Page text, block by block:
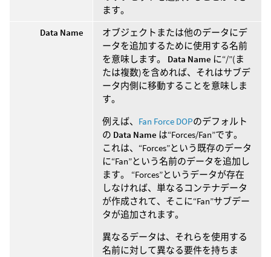
ます。
Data Name
オブジェクトまたは他のデータにデ
ータを追加するために使用する名前
を意味します。 Data Name に“/”(ま
たは複数)を含めれば、それはサブデ
ータ内側に移動することを意味しま
す。
例えば、 Fan Force DOPのデフォルト
の Data Name は“Forces/Fan”です。
これは、“Forces”という既存のデータ
に“Fan”という名前のデータを追加し
ます。 “Forces”というデータが存在
しなければ、単なるコンテナデータ
が作成されて、そこに“Fan”サブデー
タが追加されます。
異なるデータは、それらを使用する
名前に対して異なる要件を持ちま